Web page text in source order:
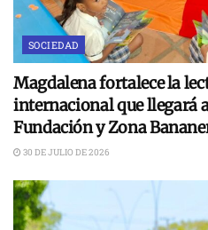
SOCIEDAD
Magdalena fortalece la
internacional que llegará
Fundación y Zona
30 DE JULIO DE 2026